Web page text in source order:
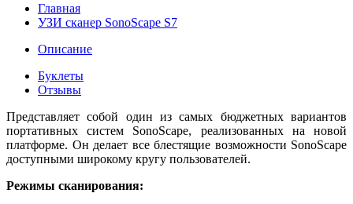
Главная
УЗИ сканер SonoScape S7
Описание
Буклеты
Отзывы
Представляет собой один из самых бюджетных вариантов
портативных систем SonoScape, реализованных на новой
платформе. Он делает все блестящие возможности SonoScape
доступными широкому кругу пользователей.
Режимы сканирования: